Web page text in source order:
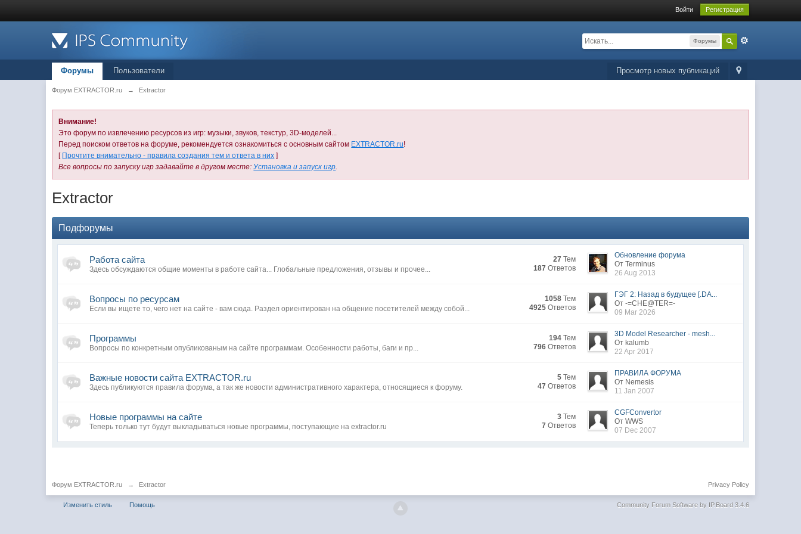
Войти Регистрация
Форумы
Просмотр новых публикаций
Форумы Пользователи
Форум EXTRACTOR.ru → Extractor
Внимание!
Это форум по извлечению ресурсов из игр: музыки, звуков, текстур, 3D-моделей...
Перед поиском ответов на форуме, рекомендуется ознакомиться с основным сайтом EXTRACTOR.ru!
[ Прочтите внимательно - правила создания тем и ответа в них ]
Все вопросы по запуску игр задавайте в другом месте:Установка и запуск игр.
Extractor
Подфорумы
Работа сайта
Здесь обсуждаются общие моменты в работе сайта... Глобальные предложения, отзывы и прочее...
27 Тем
187 Ответов
Обновление форума
От Terminus
26 Aug 2013
Вопросы по ресурсам
Если вы ищете то, чего нет на сайте - вам сюда. Раздел ориентирован на общение посетителей между собой...
1058 Тем
4925 Ответов
ГЭГ 2: Назад в будущее [.DA...
От -=CHE@TER=-
09 Mar 2026
Программы
Вопросы по конкретным опубликованым на сайте программам. Особенности работы, баги и пр...
194 Тем
796 Ответов
3D Model Researcher - mesh...
От kalumb
22 Apr 2017
Важные новости сайта EXTRACTOR.ru
Здесь публикуются правила форума, а так же новости административного характера, относящиеся к форуму.
5 Тем
47 Ответов
ПРАВИЛА ФОРУМА
От Nemesis
11 Jan 2007
Новые программы на сайте
Теперь только тут будут выкладываться новые программы, поступающие на extractor.ru
3 Тем
7 Ответов
CGFConvertor
От WWS
07 Dec 2007
Форум EXTRACTOR.ru → Extractor Privacy Policy
Изменить стиль Помощь Community Forum Software by IP.Board 3.4.6